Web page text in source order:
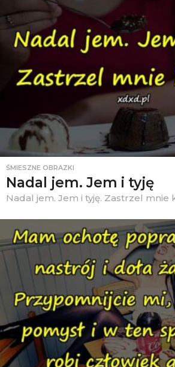
ŚMIESZNE OBRAZKI
Nadal jem. Jem i tyję
Nadal jem. Jem i tyję. Zastrzel mnie